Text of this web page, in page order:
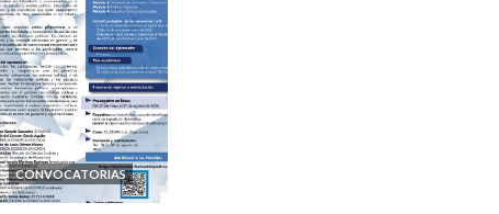
CONVOCATORIAS